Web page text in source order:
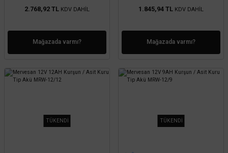
2.768,92 TL KDV DAHİL
Mağazada varmı?
1.845,94 TL KDV DAHİL
Mağazada varmı?
TÜKENDİ TÜKENDİ